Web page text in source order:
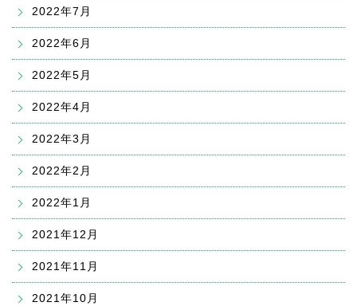
2022年7月
2022年6月
2022年5月
2022年4月
2022年3月
2022年2月
2022年1月
2021年12月
2021年11月
2021年10月